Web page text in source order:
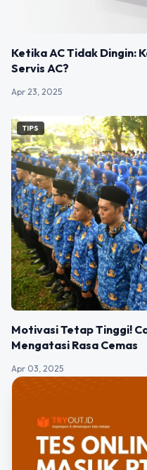
Ketika AC Tidak Dingin:
Servis AC?
Apr 23, 2025
TIPS
Motivasi Tetap Tinggi!
Mengatasi Rasa Cemas
Apr 03, 2025